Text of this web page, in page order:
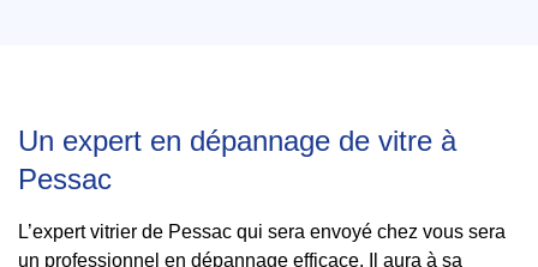
Un expert en dépannage de vitre à
Pessac
L’expert vitrier de Pessac qui sera envoyé chez vous sera
un professionnel en dépannage efficace. Il aura à sa